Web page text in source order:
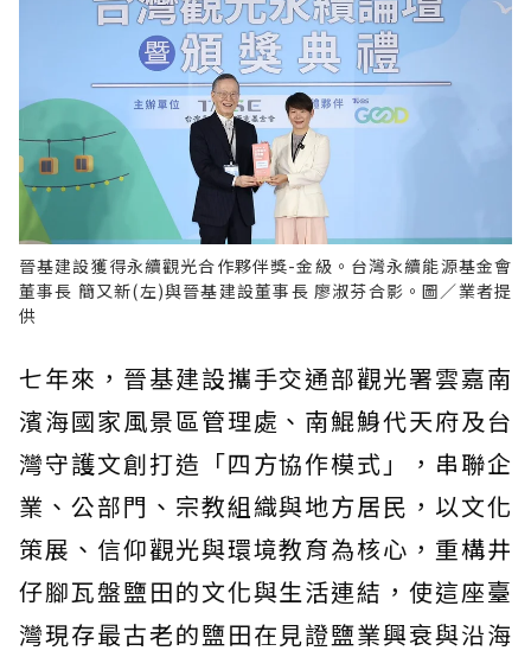
晉基建設獲得永續觀光合作夥伴獎-金級。台灣永續能源基金會
董事長 簡又新(左)與晉基建設董事長 廖淑芬合影。圖／業者提
供
七年來，晉基建設攜手交通部觀光署雲嘉南
濱海國家風景區管理處、南鯤鯓代天府及台
灣守護文創打造「四方協作模式」，串聯企
業、公部門、宗教組織與地方居民，以文化
策展、信仰觀光與環境教育為核心，重構井
仔腳瓦盤鹽田的文化與生活連結，使這座臺
灣現存最古老的鹽田在見證鹽業興衰與沿海